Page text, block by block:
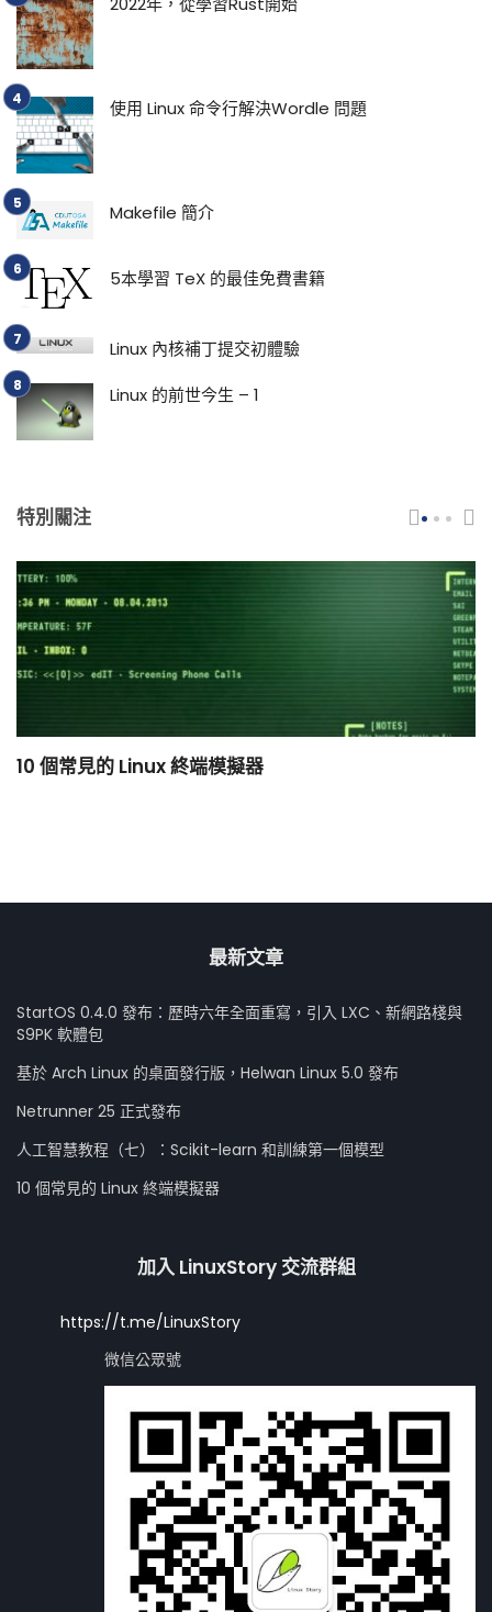
使用 Linux 命令行解決Wordle 問題
Makefile 簡介
5本學習 TeX 的最佳免費書籍
Linux 內核補丁提交初體驗
Linux 的前世今生 – 1
特別關注
10 個常見的 Linux 終端模擬器
最新文章
StartOS 0.4.0 發布：歷時六年全面重寫，引入 LXC、新網路棧與
S9PK 軟體包
基於 Arch Linux 的桌面發行版，Helwan Linux 5.0 發布
Netrunner 25 正式發布
人工智慧教程（七）：Scikit-learn 和訓練第一個模型
10 個常見的 Linux 終端模擬器
加入 LinuxStory 交流群組
https://t.me/LinuxStory
微信公眾號